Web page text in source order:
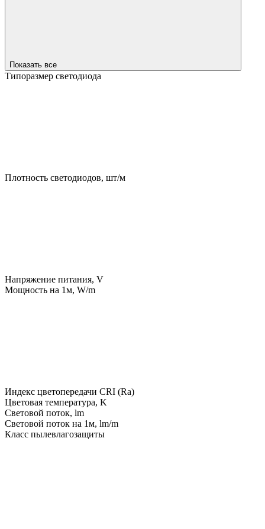
Показать все
Типоразмер светодиода
Плотность светодиодов, шт/м
Напряжение питания, V
Мощность на 1м, W/m
Индекс цветопередачи CRI (Ra)
Цветовая температура, K
Световой поток, lm
Световой поток на 1м, lm/m
Класс пылевлагозащиты